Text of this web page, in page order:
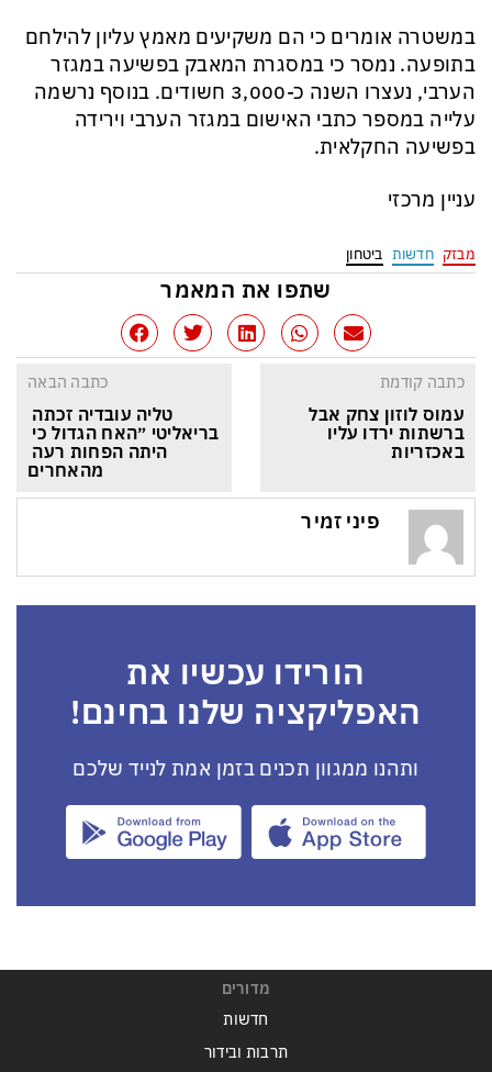
במשטרה אומרים כי הם משקיעים מאמץ עליון להילחם
בתופעה. נמסר כי במסגרת המאבק בפשיעה במגזר
הערבי, נעצרו השנה כ-3,000 חשודים. בנוסף נרשמה
עלייה במספר כתבי האישום במגזר הערבי וירידה
בפשיעה החקלאית.
עניין מרכזי
מבזק חדשות ביטחון
שתפו את המאמר
כתבה קודמת
עמוס לוזון צחק אבל
ברשתות ירדו עליו
באכזריות
כתבה הבאה
טליה עובדיה זכתה
בריאליטי ״האח הגדול כי
היתה הפחות רעה
מהאחרים
פיני זמיר
הורידו עכשיו את
האפליקציה שלנו בחינם!
ותהנו ממגוון תכנים בזמן אמת לנייד שלכם
מדורים
חדשות
תרבות ובידור